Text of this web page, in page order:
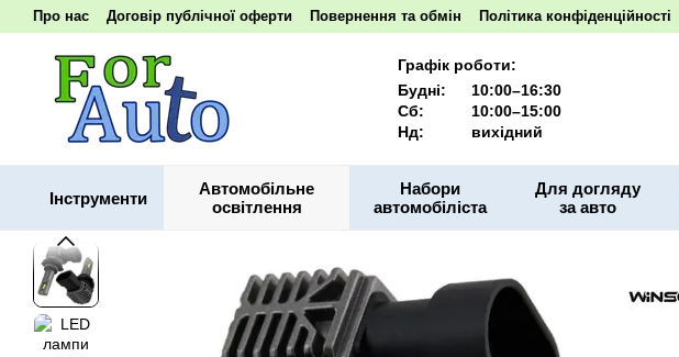
Перейти до основного контенту
Про нас Договір публічної оферти Повернення та обмін Політика конфіденційності
Наші реквізити
Графік роботи:
Будні:
10:00–16:30
Сб:
10:00–15:00
Нд:
вихідний
Інструменти
Автомобільне
освітлення
Набори
автомобіліста
Для догляду
за авто